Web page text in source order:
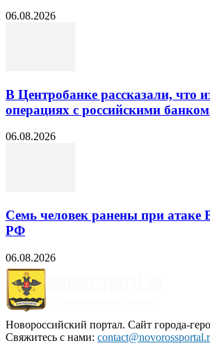
06.08.2026
В Центробанке рассказали, что
операциях с российскими
06.08.2026
Семь человек ранены при атаке
РФ
06.08.2026
Новороссийский портал. Сайт города-
Свяжитесь с нами: